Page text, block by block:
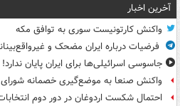
آخرین اخبار
واکنش کارتونیست سوری به توافق مکه
فرضیات درباره ایران مضحک و
جاسوسی اسرائیلی‌ها برای ایران پایان ندارد!
واکنش صنعا به موضع‌گیری خصمانه
احتمال شکست اردوغان در دور دوم